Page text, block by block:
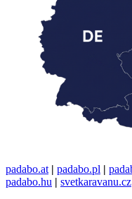
padabo.at | padabo.pl |
padabo.hu | svetkaravanu.cz